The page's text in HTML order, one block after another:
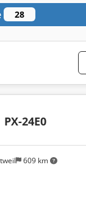
28
609 km
PX-24E0